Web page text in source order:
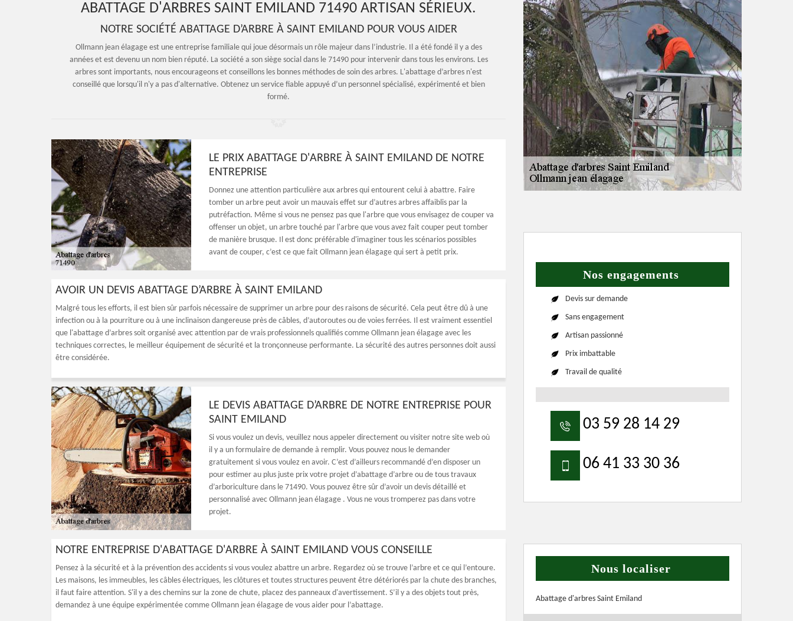
ABATTAGE D'ARBRES SAINT EMILAND 71490 ARTISAN SÉRIEUX.
NOTRE SOCIÉTÉ ABATTAGE D’ARBRE À SAINT EMILAND POUR VOUS AIDER
Ollmann jean élagage est une entreprise familiale qui joue désormais un rôle majeur dans l’industrie. Il a été fondé il y a des
années et est devenu un nom bien réputé. La société a son siège social dans le 71490 pour intervenir dans tous les environs. Les
arbres sont importants, nous encourageons et conseillons les bonnes méthodes de soin des arbres. L'abattage d’arbres n'est
conseillé que lorsqu'il n'y a pas d'alternative. Obtenez un service fiable appuyé d’un personnel spécialisé, expérimenté et bien
formé.
LE PRIX ABATTAGE D'ARBRE À SAINT EMILAND DE NOTRE
ENTREPRISE
Donnez une attention particulière aux arbres qui entourent celui à abattre. Faire
tomber un arbre peut avoir un mauvais effet sur d’autres arbres affaiblis par la
putréfaction. Même si vous ne pensez pas que l'arbre que vous envisagez de couper va
offenser un objet, un arbre touché par l'arbre que vous avez fait couper peut tomber
de manière brusque. Il est donc préférable d'imaginer tous les scénarios possibles
avant de couper, c’est ce que fait Ollmann jean élagage qui sert à petit prix.
AVOIR UN DEVIS ABATTAGE D’ARBRE À SAINT EMILAND
Malgré tous les efforts, il est bien sûr parfois nécessaire de supprimer un arbre pour des raisons de sécurité. Cela peut être dû à une
infection ou à la pourriture ou à une inclinaison dangereuse près de câbles, d’autoroutes ou de voies ferrées. Il est vraiment essentiel
que l'abattage d’arbres soit organisé avec attention par de vrais professionnels qualifiés comme Ollmann jean élagage avec les
techniques correctes, le meilleur équipement de sécurité et la tronçonneuse performante. La sécurité des autres personnes doit aussi
être considérée.
LE DEVIS ABATTAGE D’ARBRE DE NOTRE ENTREPRISE POUR
SAINT EMILAND
Si vous voulez un devis, veuillez nous appeler directement ou visiter notre site web où
il y a un formulaire de demande à remplir. Vous pouvez nous le demander
gratuitement si vous voulez en avoir. C’est d’ailleurs recommandé d’en disposer un
pour estimer au plus juste prix votre projet d’abattage d’arbre ou de tous travaux
d’arboriculture dans le 71490. Vous pouvez être sûr d’avoir un devis détaillé et
personnalisé avec Ollmann jean élagage . Vous ne vous tromperez pas dans votre
projet.
NOTRE ENTREPRISE D'ABATTAGE D'ARBRE À SAINT EMILAND VOUS CONSEILLE
Pensez à la sécurité et à la prévention des accidents si vous voulez abattre un arbre. Regardez où se trouve l’arbre et ce qui l’entoure.
Les maisons, les immeubles, les câbles électriques, les clôtures et toutes structures peuvent être détériorés par la chute des branches,
il faut faire attention. S'il y a des chemins sur la zone de chute, placez des panneaux d'avertissement. S’il y a des objets tout près,
demandez à une équipe expérimentée comme Ollmann jean élagage de vous aider pour l’abattage.
Nos engagements
Devis sur demande
Sans engagement
Artisan passionné
Prix imbattable
Travail de qualité
03 59 28 14 29
06 41 33 30 36
Nous localiser
Abattage d'arbres Saint Emiland